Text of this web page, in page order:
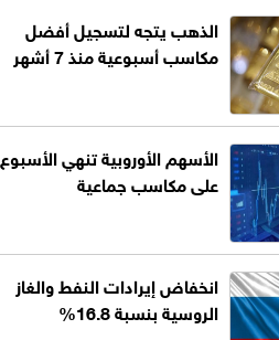
الذهب يتجه لتسجيل أفضل
مكاسب أسبوعية منذ 7 أشهر
الأسهم الأوروبية تنهي الأسبوع
على مكاسب جماعية
انخفاض إيرادات النفط والغاز
الروسية بنسبة 16.8%